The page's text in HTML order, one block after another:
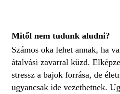
Mitől nem tudunk aludni?
Számos oka lehet annak, ha
átalvási zavarral küzd.
stressz a bajok forrása, de
ugyancsak ide vezethetnek.